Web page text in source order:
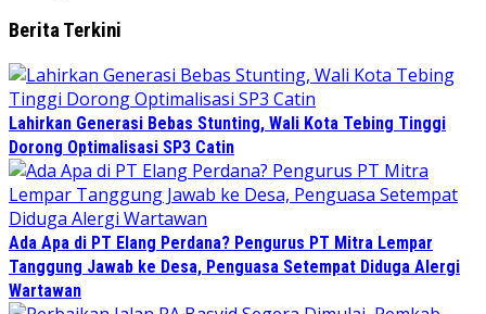
Berita Terkini
Lahirkan Generasi Bebas Stunting, Wali Kota Tebing Tinggi
Dorong Optimalisasi SP3 Catin
Ada Apa di PT Elang Perdana? Pengurus PT Mitra Lempar
Tanggung Jawab ke Desa, Penguasa Setempat Diduga Alergi
Wartawan